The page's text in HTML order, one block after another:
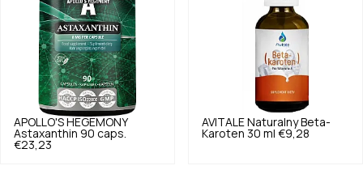
APOLLO'S HEGEMONY
Astaxanthin 90 caps.
€23,23
AVITALE Naturalny Beta-
Karoten 30 ml €9,28